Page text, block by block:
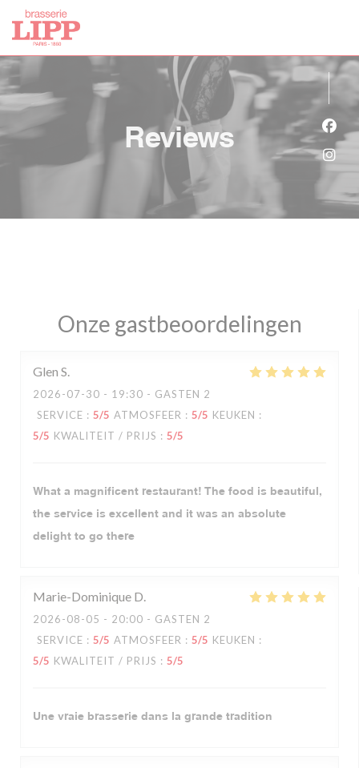
Cookies beheer paneel
Reviews
Onze gastbeoordelingen
Glen S
2026-07-30 - 19:30 - GASTEN 2
SERVICE : 5/5 ATMOSFEER : 5/5 KEUKEN :
5/5 KWALITEIT / PRIJS : 5/5
What a magnificent restaurant! The food is beautiful,
the service is excellent and it was an absolute
delight to go there
Marie-Dominique D
2026-08-05 - 20:00 - GASTEN 2
SERVICE : 5/5 ATMOSFEER : 5/5 KEUKEN :
5/5 KWALITEIT / PRIJS : 5/5
Une vraie brasserie dans la grande tradition